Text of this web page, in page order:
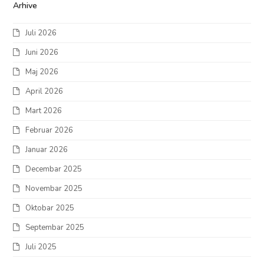
Arhive
Juli 2026
Juni 2026
Maj 2026
April 2026
Mart 2026
Februar 2026
Januar 2026
Decembar 2025
Novembar 2025
Oktobar 2025
Septembar 2025
Juli 2025